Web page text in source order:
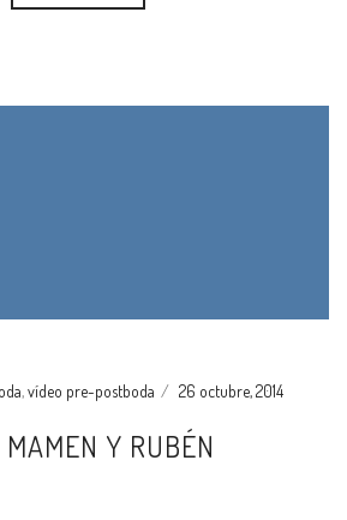
,vídeo pre-postboda 26 octubre, 2014
Y RUBÉN